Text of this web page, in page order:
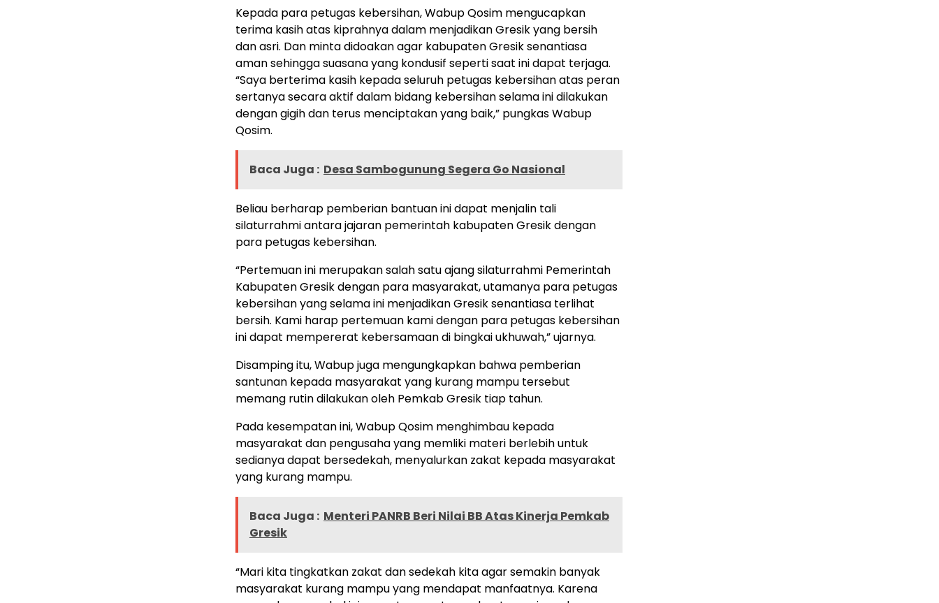
Kepada para petugas kebersihan, Wabup Qosim mengucapkan
terima kasih atas kiprahnya dalam menjadikan Gresik yang bersih
dan asri. Dan minta didoakan agar kabupaten Gresik senantiasa
aman sehingga suasana yang kondusif seperti saat ini dapat terjaga.
“Saya berterima kasih kepada seluruh petugas kebersihan atas peran
sertanya secara aktif dalam bidang kebersihan selama ini dilakukan
dengan gigih dan terus menciptakan yang baik,” pungkas Wabup
Qosim.
Baca Juga : Desa Sambogunung Segera Go Nasional
Beliau berharap pemberian bantuan ini dapat menjalin tali
silaturrahmi antara jajaran pemerintah kabupaten Gresik dengan
para petugas kebersihan.
“Pertemuan ini merupakan salah satu ajang silaturrahmi Pemerintah
Kabupaten Gresik dengan para masyarakat, utamanya para petugas
kebersihan yang selama ini menjadikan Gresik senantiasa terlihat
bersih. Kami harap pertemuan kami dengan para petugas kebersihan
ini dapat mempererat kebersamaan di bingkai ukhuwah,” ujarnya.
Disamping itu, Wabup juga mengungkapkan bahwa pemberian
santunan kepada masyarakat yang kurang mampu tersebut
memang rutin dilakukan oleh Pemkab Gresik tiap tahun.
Pada kesempatan ini, Wabup Qosim menghimbau kepada
masyarakat dan pengusaha yang memliki materi berlebih untuk
sedianya dapat bersedekah, menyalurkan zakat kepada masyarakat
yang kurang mampu.
Baca Juga : Menteri PANRB Beri Nilai BB Atas Kinerja Pemkab
Gresik
“Mari kita tingkatkan zakat dan sedekah kita agar semakin banyak
masyarakat kurang mampu yang mendapat manfaatnya. Karena